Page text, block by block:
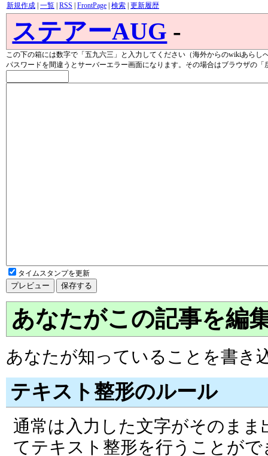
新規作成| 一覧| RSS FrontPage| 検索| 更新履歴
ステアーAUG -
この下の箱には数字で「五九六三」と入力してください（海外からのwikiあらし
パスワードを間違うとサーバーエラー画面になります。その場合はブラウザの「
タイムスタンプを更新
あなたがこの記事を編
あなたが知っていることを書き
テキスト整形のルール
通常は入力した文字がそのま
てテキスト整形を行うことがで